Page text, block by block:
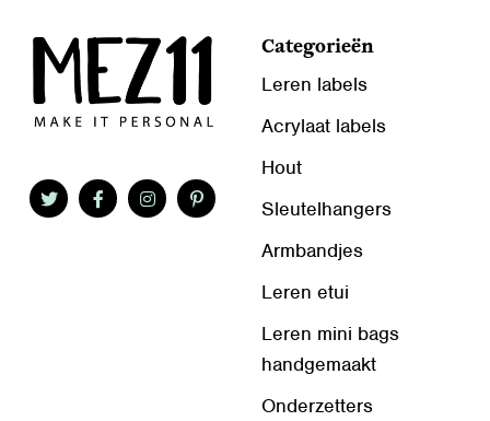
Categorieën
Leren labels
Acrylaat labels
Hout
Sleutelhangers
Armbandjes
Leren etui
Leren mini bags
handgemaakt
Onderzetters